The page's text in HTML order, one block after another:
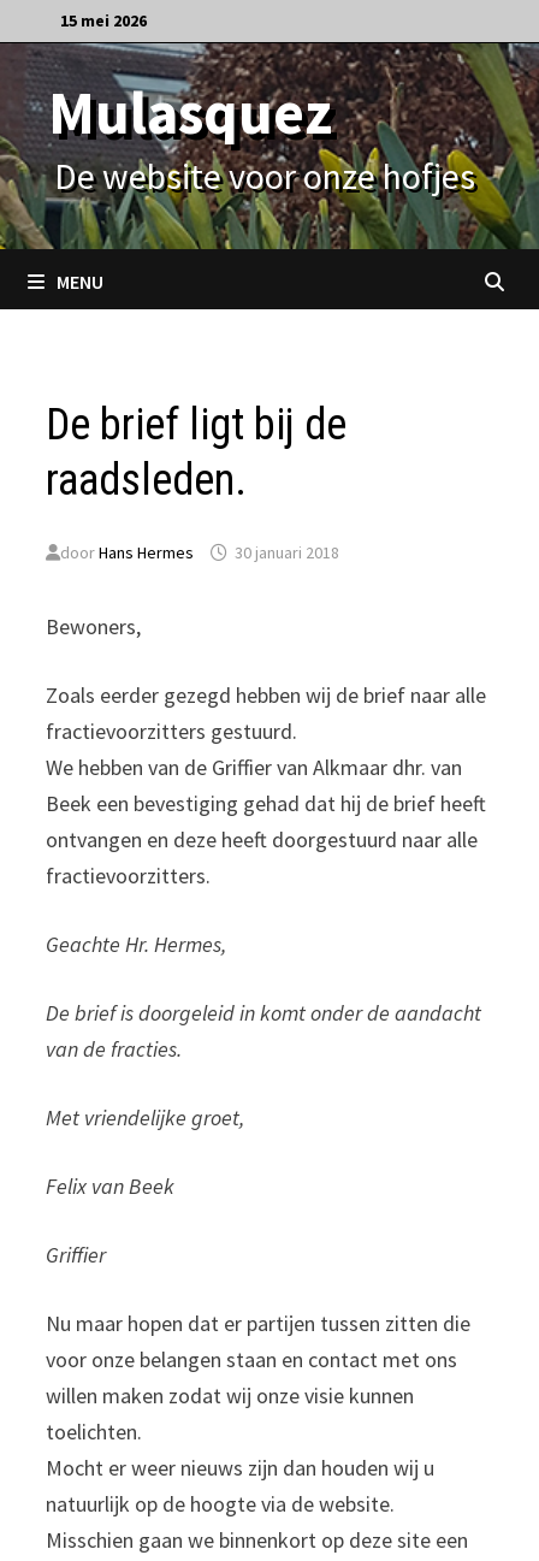
naar
inhoud
15 mei 2026
Mulasquez
De website voor onze hofjes
MENU
De brief ligt bij de
raadsleden.
doorHans Hermes 30 januari 2018
Bewoners,
Zoals eerder gezegd hebben wij de brief naar alle
fractievoorzitters gestuurd.
We hebben van de Griffier van Alkmaar dhr. van
Beek een bevestiging gehad dat hij de brief heeft
ontvangen en deze heeft doorgestuurd naar alle
fractievoorzitters.
Geachte Hr. Hermes,
De brief is doorgeleid in komt onder de aandacht
van de fracties.
Met vriendelijke groet,
Felix van Beek
Griffier
Nu maar hopen dat er partijen tussen zitten die
voor onze belangen staan en contact met ons
willen maken zodat wij onze visie kunnen
toelichten.
Mocht er weer nieuws zijn dan houden wij u
natuurlijk op de hoogte via de website.
Misschien gaan we binnenkort op deze site een